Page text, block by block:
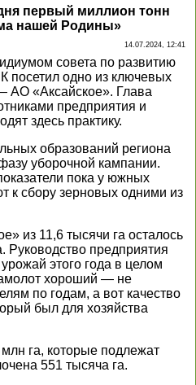
первый миллион тонн
нашей Родины»
14.07.2024, 12:41
совета по развитию
посетил одно из ключевых
АО «Аксайское». Глава
предприятия и
здесь практику.
образований региона
уборочной кампании.
пока у южных
к сбору зерновых одними из
из 11,6 тысячи га осталось
Руководство предприятия
этого года в целом
хороший — не
по годам, а вот качество
был для хозяйства
га, которые подлежат
551 тысяча га.